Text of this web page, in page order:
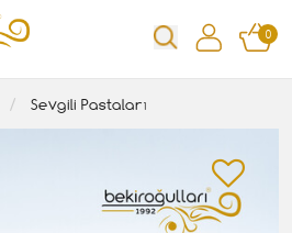
0
Sevgili Pastaları